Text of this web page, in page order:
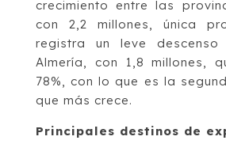
crecimiento entre las
con 2,2 millones, única
registra un leve
Almería, con 1,8 millones,
78%, con lo que es la
que más crece.
Principales destinos de